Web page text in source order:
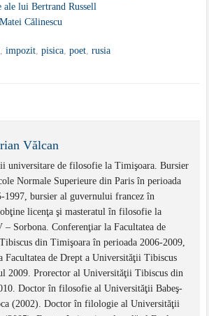
lui Bertrand Russell
Călinescu
,impozit ,pisica ,poet ,rusia
Vălcan
universitare de filosofie la Timişoara. Bursier
Normale Superieure din Paris în perioada
1997, bursier al guvernului francez în
licenţa şi masteratul în filosofie la
– Sorbona. Conferenţiar la Facultatea de
din Timişoara în perioada 2006-2009,
Facultatea de Drept a Universităţii Tibiscus
2009. Prorector al Universităţii Tibiscus din
Doctor în filosofie al Universităţii Babeş-
(2002). Doctor în filologie al Universităţii